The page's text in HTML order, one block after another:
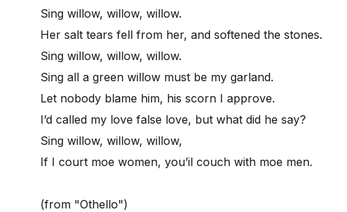
Sing willow, willow, willow.
Her salt tears fell from her, and softened the stones.
Sing willow, willow, willow.
Sing all a green willow must be my garland.
Let nobody blame him, his scorn I approve.
I’d called my love false love, but what did he say?
Sing willow, willow, willow,
If I court moe women, you’il couch with moe men.
(from "Othello")